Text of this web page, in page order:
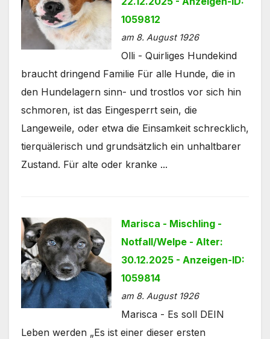
1059812
am 8. August 1926
Olli - Quirliges Hundekind
braucht dringend Familie Für alle Hunde, die in
den Hundelagern sinn- und trostlos vor sich hin
schmoren, ist das Eingesperrt sein, die
Langeweile, oder etwa die Einsamkeit schrecklich,
tierquälerisch und grundsätzlich ein unhaltbarer
Zustand. Für alte oder kranke ...
Marisca - Mischling -
Notfall/Welpe - Alter:
30.12.2025 - Anzeigen-ID:
1059814
am 8. August 1926
Marisca - Es soll DEIN
Leben werden „Es ist einer dieser ersten